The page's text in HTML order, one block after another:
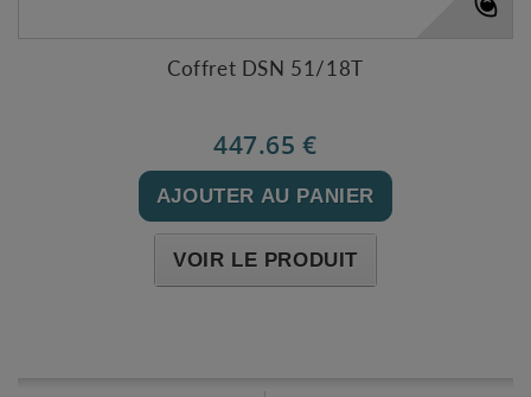
Coffret DSN 51/18T
447.65 €
AJOUTER AU PANIER
VOIR LE PRODUIT